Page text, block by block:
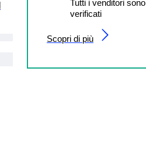
Tutti i venditori sono
verificati
Scopri di più